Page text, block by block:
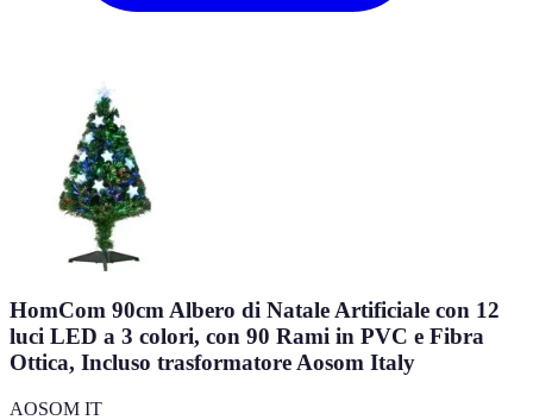
HomCom 90cm Albero di Natale Artificiale con 12
luci LED a 3 colori, con 90 Rami in PVC e Fibra
Ottica, Incluso trasformatore Aosom Italy
AOSOM IT